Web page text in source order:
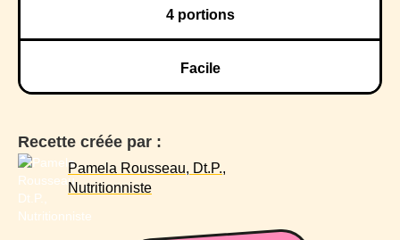
4portions
Facile
Recette créée par :
Pamela Rousseau, Dt.P.,
Nutritionniste